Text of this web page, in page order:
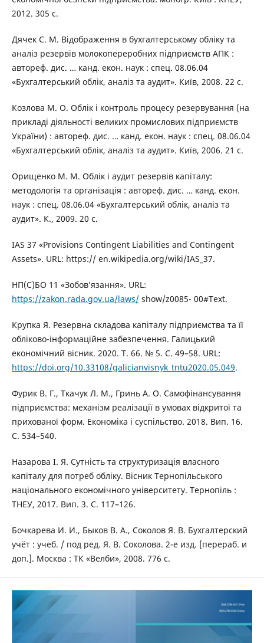
2012. 305 с.
Дячек С. М. Відображення в бухгалтерському обліку та
аналіз резервів молокопереробних підприємств АПК :
автореф. дис. … канд. екон. наук : спец. 08.06.04
«Бухгалтерський облік, аналіз та аудит». Київ, 2008. 22 с.
Козлова М. О. Облік і контроль процесу резервування (на
прикладі діяльності великих промислових підприємств
України) : автореф. дис. … канд. екон. наук : спец. 08.06.04
«Бухгалтерський облік, аналіз та аудит». Київ, 2006. 21 с.
Орищенко М. М. Облік і аудит резервів капіталу:
методологія та організація : автореф. дис. … канд. екон.
наук : спец. 08.06.04 «Бухгалтерський облік, аналіз та
аудит». К., 2009. 20 с.
IAS 37 «Provisions Contingent Liabilities and Contingent
Assets». URL: https:// en.wikipedia.org/wiki/IAS_37.
НП(С)БО 11 «Зобов’язання». URL:
https://zakon.rada.gov.ua/laws/show/z0085- 00#Text.
Крупка Я. Резервна складова капіталу підприємства та її
обліково-інформаційне забезпечення. Галицький
економічний вісник. 2020. Т. 66. № 5. С. 49–58. URL:
https://doi.org/10.33108/galicianvisnyk_tntu2020.05.049.
Фурик В. Г., Ткачук Л. М., Гринь А. О. Самофінансування
підприємства: механізм реалізації в умовах відкритої та
прихованої форм. Економіка і суспільство. 2018. Вип. 16.
С. 534–540.
Назарова І. Я. Сутність та структуризація власного
капіталу для потреб обліку. Вісник Тернопільського
національного економічного університету. Тернопіль :
ТНЕУ, 2017. Вип. 3. С. 117–126.
Бочкарева И. И., Быков В. А., Соколов Я. В. Бухгалтерский
учёт : учеб. / под ред. Я. В. Соколова. 2-е изд. [перераб. и
доп.]. Москва : ТК «Велби», 2008. 776 с.